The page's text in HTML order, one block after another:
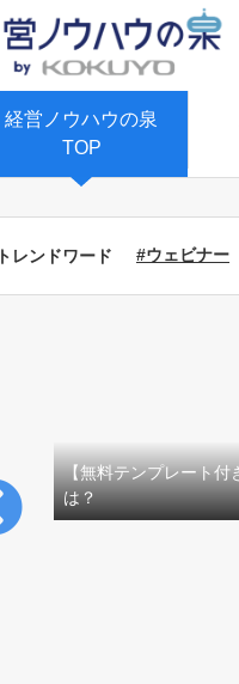
経営ノウハウの泉
TOP
トレンドワード #ウェビナー
【無料テンプレート付
は？